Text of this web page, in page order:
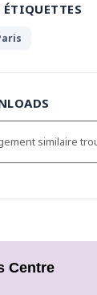
ÉTIQUETTES
similaire
Centre